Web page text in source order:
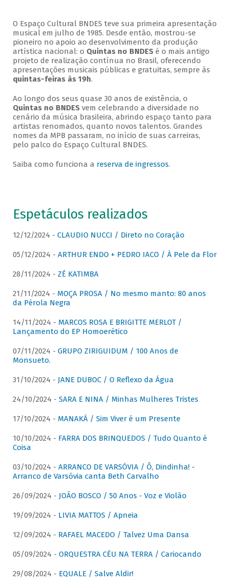
O Espaço Cultural BNDES teve sua primeira apresentação
musical em julho de 1985. Desde então, mostrou-se
pioneiro no apoio ao desenvolvimento da produção
artística nacional: o Quintas no BNDESé o mais antigo
projeto de realização contínua no Brasil, oferecendo
apresentações musicais públicas e gratuitas, sempre às
quintas-feiras às 19h.
Ao longo dos seus quase 30 anos de existência, o
Quintas no BNDESvem celebrando a diversidade no
cenário da música brasileira, abrindo espaço tanto para
artistas renomados, quanto novos talentos. Grandes
nomes da MPB passaram, no início de suas carreiras,
pelo palco do Espaço Cultural BNDES.
Saiba como funciona a reserva de ingressos.
Espetáculos realizados
12/12/2024 - CLAUDIO NUCCI / Direto no Coração
05/12/2024 - ARTHUR ENDO + PEDRO IACO / À Pele da Flor
28/11/2024 - ZÉ KATIMBA
21/11/2024 - MOÇA PROSA / No mesmo manto: 80 anos
da Pérola Negra
14/11/2024 - MARCOS ROSA E BRIGITTE MERLOT /
Lançamento do EP Homoerético
07/11/2024 - GRUPO ZIRIGUIDUM / 100 Anos de
Monsueto.
31/10/2024 - JANE DUBOC / O Reflexo da Água
24/10/2024 - SARA E NINA / Minhas Mulheres Tristes
17/10/2024 - MANAKÁ / Sim Viver é um Presente
10/10/2024 - FARRA DOS BRINQUEDOS / Tudo Quanto é
Coisa
03/10/2024 - ARRANCO DE VARSÓVIA / Ô, Dindinha! -
Arranco de Varsóvia canta Beth Carvalho
26/09/2024 - JOÃO BOSCO / 50 Anos - Voz e Violão
19/09/2024 - LIVIA MATTOS / Apneia
12/09/2024 - RAFAEL MACEDO / Talvez Uma Dansa
05/09/2024 - ORQUESTRA CÉU NA TERRA / Cariocando
29/08/2024 - EQUALE / Salve Aldir!